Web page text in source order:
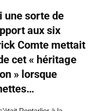
une sorte de
aux six
Comte mettait
cet « héritage
» lorsque